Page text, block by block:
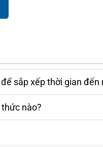
thiết bị laptop ở thời
có thể diễn tả bằng 2 từ
sắp xếp thời gian đến
nào?